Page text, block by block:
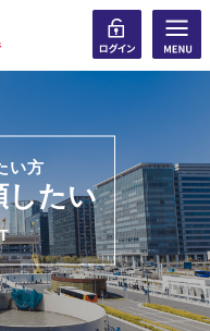
い方
したい